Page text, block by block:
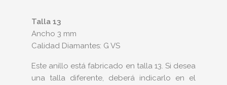
Talla 13
Ancho 3 mm
Calidad Diamantes: G VS
Este anillo está fabricado en talla 13. Si desea
una talla diferente, deberá indicarlo en el